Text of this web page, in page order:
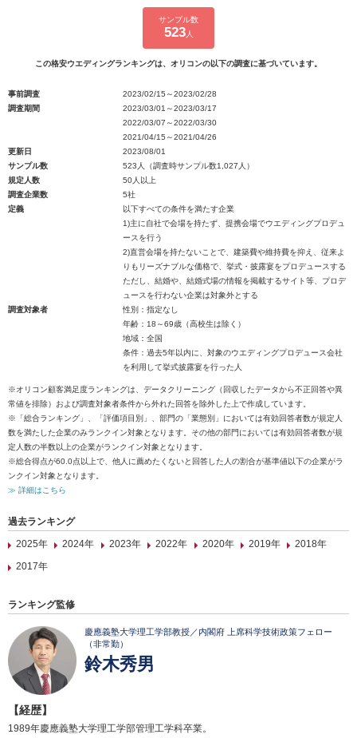
サンプル数
523人
この格安ウエディングランキングは、オリコンの以下の調査に基づいています。
事前調査
2023/02/15～2023/02/28
調査期間
2023/03/01～2023/03/17
2022/03/07～2022/03/30
2021/04/15～2021/04/26
更新日
2023/08/01
サンプル数
523人（調査時サンプル数1,027人）
規定人数
50人以上
調査企業数
5社
定義
以下すべての条件を満たす企業
1)主に自社で会場を持たず、提携会場でウエディングプロデュ
ースを行う
2)直営会場を持たないことで、建築費や維持費を抑え、従来よ
りもリーズナブルな価格で、挙式・披露宴をプロデュースする
ただし、結婚や、結婚式場の情報を掲載するサイト等、プロデ
ュースを行わない企業は対象外とする
調査対象者
性別：指定なし
年齢：18～69歳（高校生は除く）
地域：全国
条件：過去5年以内に、対象のウエディングプロデュース会社
を利用して挙式披露宴を行った人
※オリコン顧客満足度ランキングは、データクリーニング（回収したデータから不正回答や異
常値を排除）および調査対象者条件から外れた回答を除外した上で作成しています。
※「総合ランキング」、「評価項目別」、部門の「業態別」においては有効回答者数が規定人
数を満たした企業のみランクイン対象となります。その他の部門においては有効回答者数が規
定人数の半数以上の企業がランクイン対象となります。
※総合得点が60.0点以上で、他人に薦めたくないと回答した人の割合が基準値以下の企業がラ
ンクイン対象となります。
≫ 詳細はこちら
過去ランキング
2025年
2024年 2023年 2022年 2020年 2019年
2018年
2017年
ランキング監修
慶應義塾大学理工学部教授／内閣府 上席科学技術政策フェロー
（非常勤）
鈴木秀男
【経歴】
1989年慶應義塾大学理工学部管理工学科卒業。